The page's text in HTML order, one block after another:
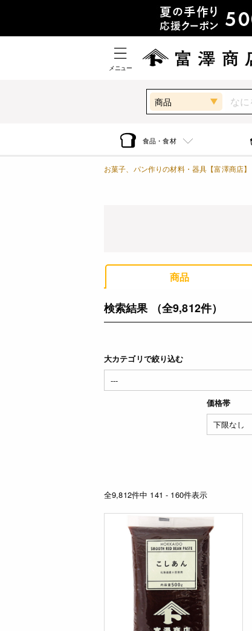
メニュー
商品
食品・食材
お菓子、パン作りの材料・器具【富澤商店】
商品
検索結果 （全9,812件）
大カテゴリで絞り込む
価格帯
全9,812件中 141 - 160件表示